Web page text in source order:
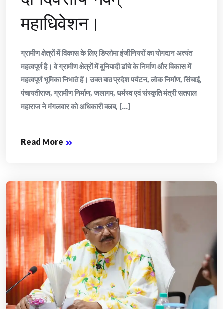
महाधिवेशन।
ग्रामीण क्षेत्रों में विकास के लिए डिप्लोमा इंजीनियरों का योगदान अत्यंत
महत्वपूर्ण है। वे ग्रामीण क्षेत्रों में बुनियादी ढांचे के निर्माण और विकास में
महत्वपूर्ण भूमिका निभाते हैं। उक्त बात प्रदेश पर्यटन, लोक निर्माण, सिंचाई,
पंचायतीराज, ग्रामीण निर्माण, जलागम, धर्मस्व एवं संस्कृति मंत्री सतपाल
महाराज ने मंगलवार को अधिकारी क्लब, [...]
Read More